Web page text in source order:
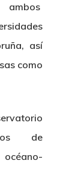
así
como
de
Trustees
Identity
Logo